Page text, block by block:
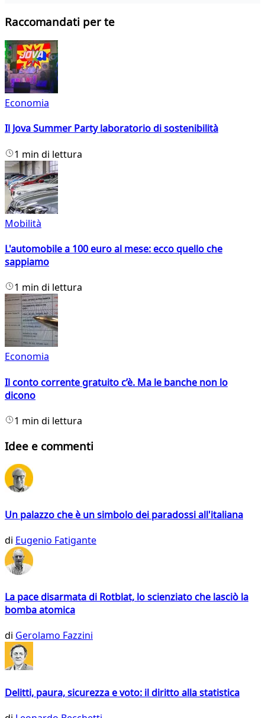
Raccomandati per te
Economia
Il Jova Summer Party laboratorio di sostenibilità
1 min di lettura
Mobilità
L'automobile a 100 euro al mese: ecco quello che
sappiamo
1 min di lettura
Economia
Il conto corrente gratuito c’è. Ma le banche non lo
dicono
1 min di lettura
Idee e commenti
Un palazzo che è un simbolo dei paradossi all'italiana
di Eugenio Fatigante
La pace disarmata di Rotblat, lo scienziato che lasciò la
bomba atomica
di Gerolamo Fazzini
Delitti, paura, sicurezza e voto: il diritto alla statistica